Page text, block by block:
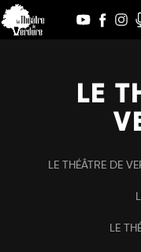
Aller
au
contenu
LE
LE THÉÂTRE DE
LE